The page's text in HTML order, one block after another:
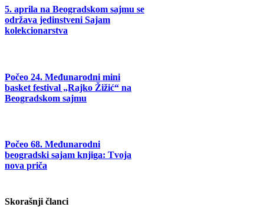
5. aprila na Beogradskom sajmu se
održava jedinstveni Sajam
kolekcionarstva
Počeo 24. Međunarodni mini
basket festival „Rajko Žižić“ na
Beogradskom sajmu
Počeo 68. Međunarodni
beogradski sajam knjiga: Tvoja
nova priča
Skorašnji članci